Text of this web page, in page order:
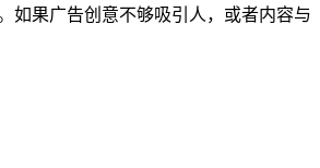
如果广告创意不够吸引人，或者内容与